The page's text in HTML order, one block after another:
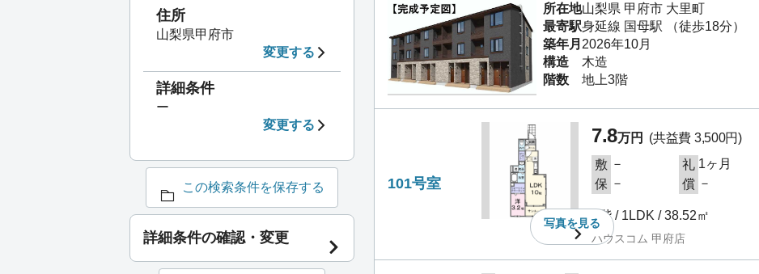
所在地山梨県 甲府市 大里町
最寄駅身延線 国母駅 （徒歩18分）
築年月 2026年10月
構造
木造
階数
地上3階
101号室
写真を見る
7.8万円
(共益費 3,500円)
敷 － 礼 1ヶ月
保 － 償 －
1階 / 1LDK / 38.52㎡
ハウスコム 甲府店
住所
山梨県甲府市
変更する
詳細条件
ー
変更する
この検索条件を保存する
詳細条件の確認・変更